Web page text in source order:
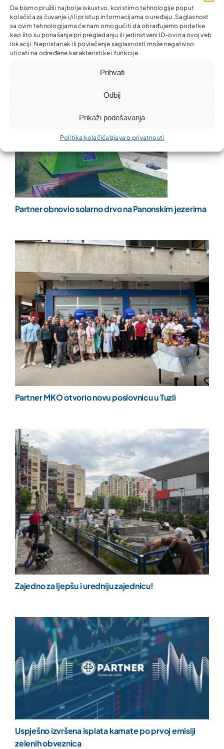
Da bismo pružili najbolje iskustvo, koristimo tehnologije poput
kolačića za čuvanje i/ili pristup informacijama o uređaju. Saglasnost
sa ovim tehnologijama će nam omogućiti da obrađujemo podatke
kao što su ponašanje pri pregledanju ili jedinstveni ID-ovi na ovoj veb
lokaciji. Nepristanak ili povlačenje saglasnosti može negativno
uticati na određene karakteristike i funkcije.
Prihvati
Odbij
Prikaži podešavanja
Politika kolačića Izjava o privatnosti
Partner obnovio solarno drvo na Panonskim jezerima
Partner MKO otvorio novu poslovnicu u Tuzli
Zajedno za ljepšu i uredniju zajednicu!
Uspješno izvršena isplata kamate po prvoj emisiji
zelenih obveznica